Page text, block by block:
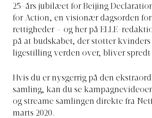
25-års jubilæet for Beijing
for Action, en visionær dagsorden
rettigheder – og her på ELLE-
på at budskabet, der støtter
ligestilling verden over, bliver spredt
Hvis du er nysgerrig på den
samling, kan du se
og streame samlingen direkte fra
marts 2020.